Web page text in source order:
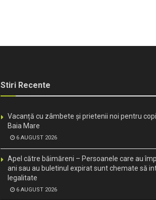
Stiri Recente
Vacanță cu zâmbete și prietenii noi pentru
Baia Mare
6 AUGUST 2026
Apel către băimăreni – Persoanele care au
ani sau au buletinul expirat sunt chemate să
legalitate
6 AUGUST 2026